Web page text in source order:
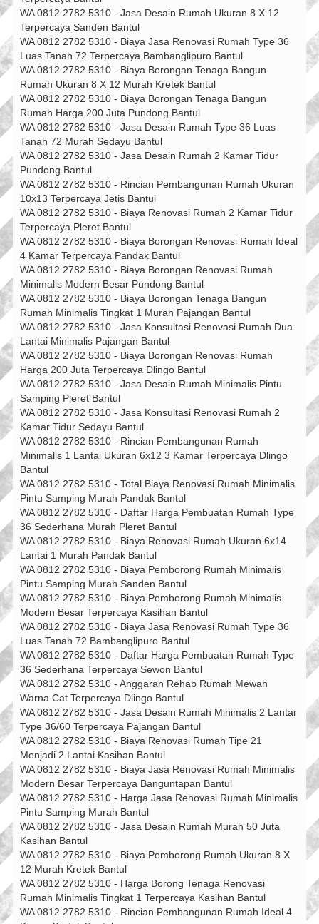
WA 0812 2782 5310 - Jasa Desain Rumah Ukuran 8 X 12
Terpercaya Sanden Bantul
WA 0812 2782 5310 - Biaya Jasa Renovasi Rumah Type 36
Luas Tanah 72 Terpercaya Bambanglipuro Bantul
WA 0812 2782 5310 - Biaya Borongan Tenaga Bangun
Rumah Ukuran 8 X 12 Murah Kretek Bantul
WA 0812 2782 5310 - Biaya Borongan Tenaga Bangun
Rumah Harga 200 Juta Pundong Bantul
WA 0812 2782 5310 - Jasa Desain Rumah Type 36 Luas
Tanah 72 Murah Sedayu Bantul
WA 0812 2782 5310 - Jasa Desain Rumah 2 Kamar Tidur
Pundong Bantul
WA 0812 2782 5310 - Rincian Pembangunan Rumah Ukuran
10x13 Terpercaya Jetis Bantul
WA 0812 2782 5310 - Biaya Renovasi Rumah 2 Kamar Tidur
Terpercaya Pleret Bantul
WA 0812 2782 5310 - Biaya Borongan Renovasi Rumah Ideal
4 Kamar Terpercaya Pandak Bantul
WA 0812 2782 5310 - Biaya Borongan Renovasi Rumah
Minimalis Modern Besar Pundong Bantul
WA 0812 2782 5310 - Biaya Borongan Tenaga Bangun
Rumah Minimalis Tingkat 1 Murah Pajangan Bantul
WA 0812 2782 5310 - Jasa Konsultasi Renovasi Rumah Dua
Lantai Minimalis Pajangan Bantul
WA 0812 2782 5310 - Biaya Borongan Renovasi Rumah
Harga 200 Juta Terpercaya Dlingo Bantul
WA 0812 2782 5310 - Jasa Desain Rumah Minimalis Pintu
Samping Pleret Bantul
WA 0812 2782 5310 - Jasa Konsultasi Renovasi Rumah 2
Kamar Tidur Sedayu Bantul
WA 0812 2782 5310 - Rincian Pembangunan Rumah
Minimalis 1 Lantai Ukuran 6x12 3 Kamar Terpercaya Dlingo
Bantul
WA 0812 2782 5310 - Total Biaya Renovasi Rumah Minimalis
Pintu Samping Murah Pandak Bantul
WA 0812 2782 5310 - Daftar Harga Pembuatan Rumah Type
36 Sederhana Murah Pleret Bantul
WA 0812 2782 5310 - Biaya Renovasi Rumah Ukuran 6x14
Lantai 1 Murah Pandak Bantul
WA 0812 2782 5310 - Biaya Pemborong Rumah Minimalis
Pintu Samping Murah Sanden Bantul
WA 0812 2782 5310 - Biaya Pemborong Rumah Minimalis
Modern Besar Terpercaya Kasihan Bantul
WA 0812 2782 5310 - Biaya Jasa Renovasi Rumah Type 36
Luas Tanah 72 Bambanglipuro Bantul
WA 0812 2782 5310 - Daftar Harga Pembuatan Rumah Type
36 Sederhana Terpercaya Sewon Bantul
WA 0812 2782 5310 - Anggaran Rehab Rumah Mewah
Warna Cat Terpercaya Dlingo Bantul
WA 0812 2782 5310 - Jasa Desain Rumah Minimalis 2 Lantai
Type 36/60 Terpercaya Pajangan Bantul
WA 0812 2782 5310 - Biaya Renovasi Rumah Tipe 21
Menjadi 2 Lantai Kasihan Bantul
WA 0812 2782 5310 - Biaya Jasa Renovasi Rumah Minimalis
Modern Besar Terpercaya Banguntapan Bantul
WA 0812 2782 5310 - Harga Jasa Renovasi Rumah Minimalis
Pintu Samping Murah Bantul
WA 0812 2782 5310 - Jasa Desain Rumah Murah 50 Juta
Kasihan Bantul
WA 0812 2782 5310 - Biaya Pemborong Rumah Ukuran 8 X
12 Murah Kretek Bantul
WA 0812 2782 5310 - Harga Borong Tenaga Renovasi
Rumah Minimalis Tingkat 1 Terpercaya Kasihan Bantul
WA 0812 2782 5310 - Rincian Pembangunan Rumah Ideal 4